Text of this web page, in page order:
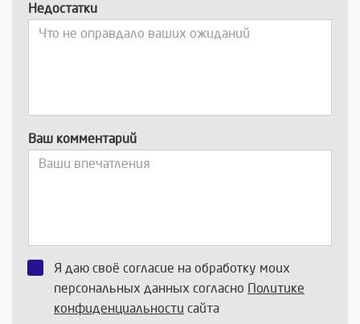
Недостатки
Ваш комментарий
Я даю своё согласие на обработку моих
персональных данных согласно Политике
конфиденциальности сайта